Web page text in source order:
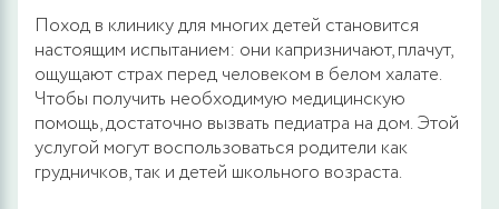
Поход в клинику для многих детей становится
настоящим испытанием: они капризничают, плачут,
ощущают страх перед человеком в белом халате.
Чтобы получить необходимую медицинскую
помощь, достаточно вызвать педиатра на дом. Этой
услугой могут воспользоваться родители как
грудничков, так и детей школьного возраста.